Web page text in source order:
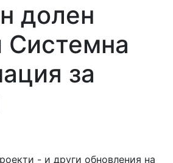
долен
Системна
за
- и други обновления на